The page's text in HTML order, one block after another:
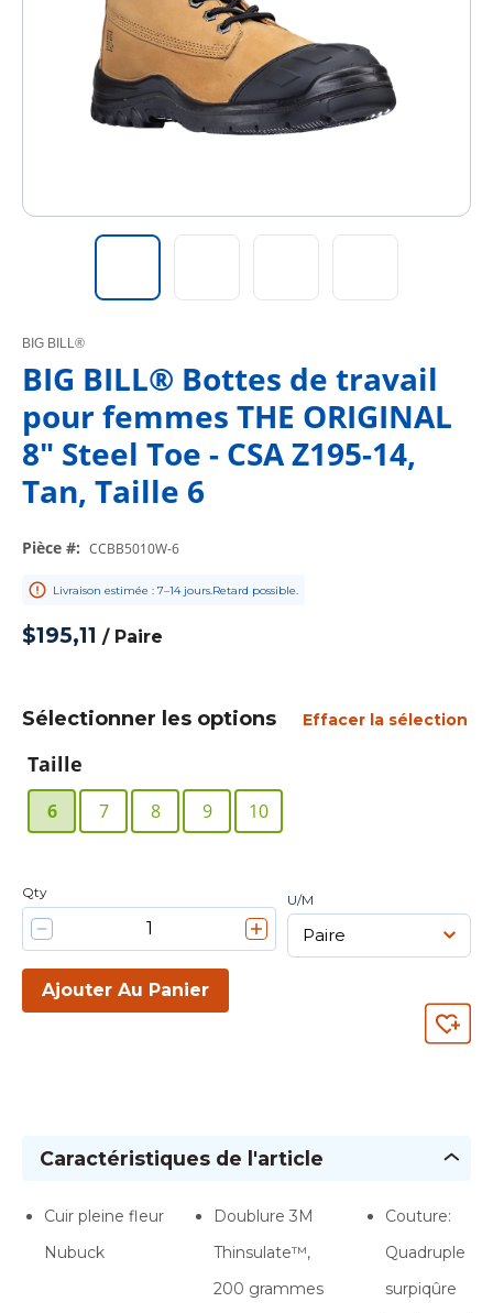
BIG BILL®
BIG BILL® Bottes de travail
pour femmes THE ORIGINAL
8" Steel Toe - CSA Z195-14,
Tan, Taille 6
Pièce #: CCBB5010W-6
Livraison estimée : 7–14 jours.Retard possible.
$195,11 / Paire
Sélectionner les options Effacer la sélection
Taille
6 7 8 9 10
Qty U/M
Ajouter Au Panier
Caractéristiques de l'article
Cuir pleine fleur
Nubuck
Doublure 3M
Thinsulate™,
200 grammes
Couture:
Quadruple
surpiqûre